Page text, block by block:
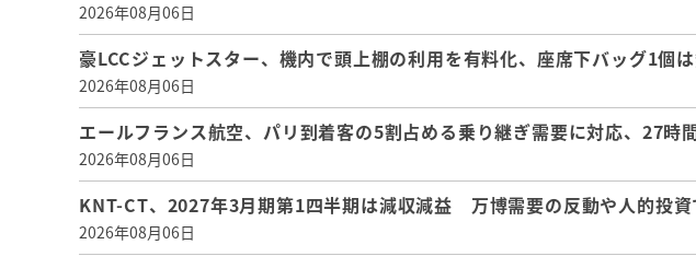
2026年08月06日
豪LCCジェットスター、機内で頭上棚の利用を有料化、座席下バッグ1個
2026年08月06日
エールフランス航空、パリ到着客の5割占める乗り継ぎ需要に対応、27時
2026年08月06日
KNT-CT、2027年3月期第1四半期は減収減益 万博需要の反動や人的投
2026年08月06日